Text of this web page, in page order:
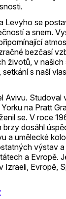
Levyho se
a snem.
bezčasí
životů, v
s naší
Avivu. Studoval
na Pratt
se. V roce
dosáhl
a umělecké
výstav
a Evropě.
Evropě,